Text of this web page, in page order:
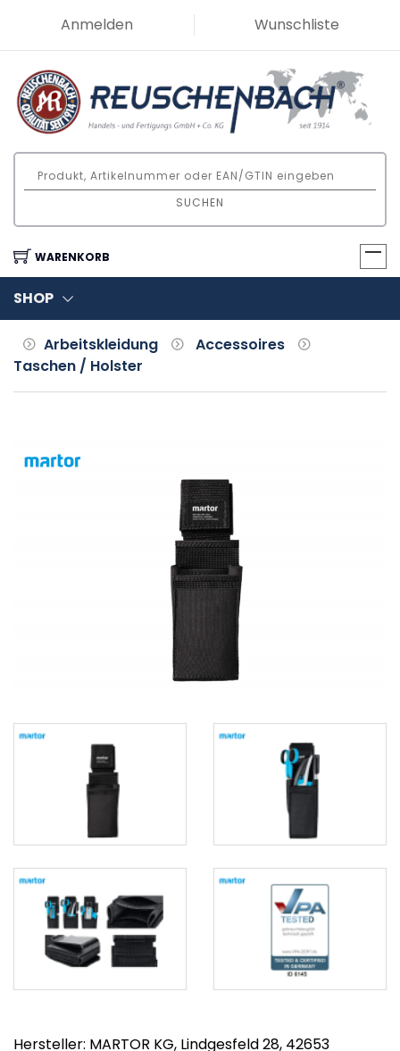
Anmelden Wunschliste
SUCHEN
WARENKORB
SHOP
Arbeitskleidung
Accessoires
Taschen / Holster
Hersteller: MARTOR KG, Lindgesfeld 28, 42653